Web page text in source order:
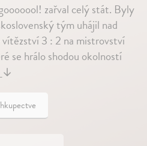
zařval celý stát. Byly
tým uhájil nad
3 : 2 na mistrovství
se hrálo shodou okolností
↓